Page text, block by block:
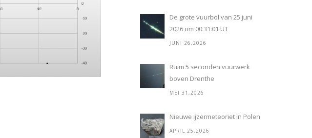
De grote vuurbol van 25 juni
2026 om 00:31:01 UT
JUNI 26,2026
Ruim 5 seconden vuurwerk
boven Drenthe
MEI 31,2026
Nieuwe ijzermeteoriet in Polen
APRIL 25,2026